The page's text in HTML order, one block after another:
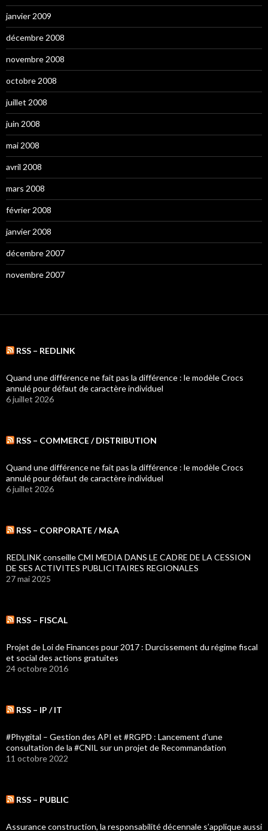
janvier 2009
décembre 2008
novembre 2008
octobre 2008
juillet 2008
juin 2008
mai 2008
avril 2008
mars 2008
février 2008
janvier 2008
décembre 2007
novembre 2007
RSS – REDLINK
Quand une différence ne fait pas la différence : le modèle Crocs
annulé pour défaut de caractère individuel
6 juillet 2026
RSS – COMMERCE / DISTRIBUTION
Quand une différence ne fait pas la différence : le modèle Crocs
annulé pour défaut de caractère individuel
6 juillet 2026
RSS – CORPORATE / M&A
REDLINK conseille CMI MEDIA DANS LE CADRE DE LA CESSION
DE SES ACTIVITES PUBLICITAIRES REGIONALES
27 mai 2025
RSS – FISCAL
Projet de Loi de Finances pour 2017 : Durcissement du régime fiscal
et social des actions gratuites
24 octobre 2016
RSS – IP / IT
#Phygital – Gestion des API et #RGPD : Lancement d’une
consultation de la #CNIL sur un projet de Recommandation
11 octobre 2022
RSS – PUBLIC
Assurance construction, la responsabilité décennale s’applique aussi